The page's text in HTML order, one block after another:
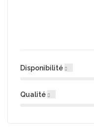
Disponibilité
Qualité